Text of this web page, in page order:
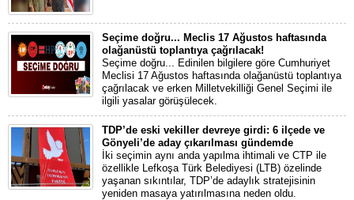
Seçime doğru... Meclis 17 Ağustos haftasında
olağanüstü toplantıya çağrılacak!
Seçime doğru... Edinilen bilgilere göre Cumhuriyet
Meclisi 17 Ağustos haftasında olağanüstü toplantıya
çağrılacak ve erken Milletvekilliği Genel Seçimi ile
ilgili yasalar görüşülecek.
TDP’de eski vekiller devreye girdi: 6 ilçede ve
Gönyeli’de aday çıkarılması gündemde
İki seçimin aynı anda yapılma ihtimali ve CTP ile
özellikle Lefkoşa Türk Belediyesi (LTB) özelinde
yaşanan sıkıntılar, TDP’de adaylık stratejisinin
yeniden masaya yatırılmasına neden oldu.